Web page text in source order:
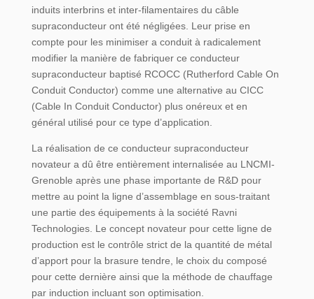
induits interbrins et inter-filamentaires du câble
supraconducteur ont été négligées. Leur prise en
compte pour les minimiser a conduit à radicalement
modifier la manière de fabriquer ce conducteur
supraconducteur baptisé RCOCC (Rutherford Cable On
Conduit Conductor) comme une alternative au CICC
(Cable In Conduit Conductor) plus onéreux et en
général utilisé pour ce type d’application.
La réalisation de ce conducteur supraconducteur
novateur a dû être entièrement internalisée au LNCMI-
Grenoble après une phase importante de R&D pour
mettre au point la ligne d’assemblage en sous-traitant
une partie des équipements à la société Ravni
Technologies. Le concept novateur pour cette ligne de
production est le contrôle strict de la quantité de métal
d’apport pour la brasure tendre, le choix du composé
pour cette dernière ainsi que la méthode de chauffage
par induction incluant son optimisation.